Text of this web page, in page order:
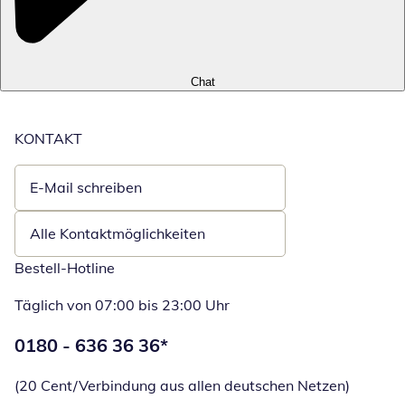
Chat
KONTAKT
E-Mail schreiben
Öffnet E-Mail-Client
Alle Kontaktmöglichkeiten
Bestell-Hotline
Täglich von 07:00 bis 23:00 Uhr
Telefonnummer:
0180 - 636 36 36*
(20 Cent/Verbindung aus allen deutschen Netzen)